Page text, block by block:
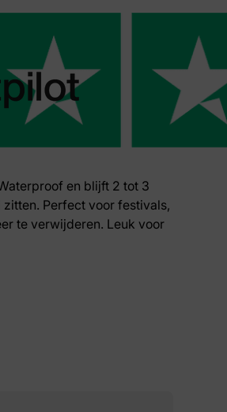
en blijft 2 tot 3
Perfect voor festivals,
te verwijderen. Leuk voor